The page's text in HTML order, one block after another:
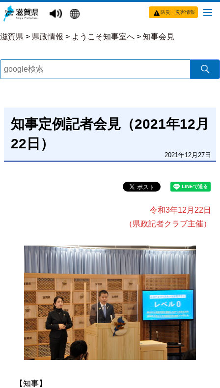
防災・災害情報
滋賀県 > 県政情報 > ようこそ知事室へ > 知事会見
知事定例記者会見（2021年12月
22日）
2021年12月27日
令和3年12月22日
（県政記者クラブ主催）
【知事】